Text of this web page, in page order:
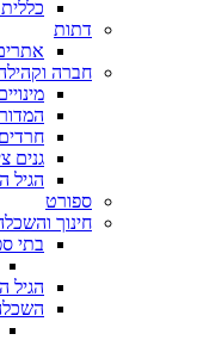
כללית
דתות
חברה וקהילה
חרדים
גנים
הגיל
ספורט
חינוך והשכלה
בתי
הגיל